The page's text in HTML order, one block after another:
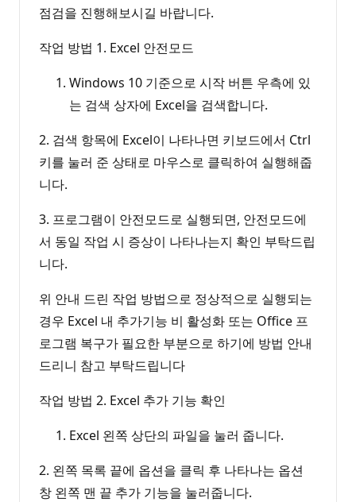
점검을 진행해보시길 바랍니다.
작업 방법 1. Excel 안전모드
Windows 10 기준으로 시작 버튼 우측에 있
는 검색 상자에 Excel을 검색합니다.
2. 검색 항목에 Excel이 나타나면 키보드에서 Ctrl
키를 눌러 준 상태로 마우스로 클릭하여 실행해줍
니다.
3. 프로그램이 안전모드로 실행되면, 안전모드에
서 동일 작업 시 증상이 나타나는지 확인 부탁드립
니다.
위 안내 드린 작업 방법으로 정상적으로 실행되는
경우 Excel 내 추가기능 비 활성화 또는 Office 프
로그램 복구가 필요한 부분으로 하기에 방법 안내
드리니 참고 부탁드립니다
작업 방법 2. Excel 추가 기능 확인
Excel 왼쪽 상단의 파일을 눌러 줍니다.
2. 왼쪽 목록 끝에 옵션을 클릭 후 나타나는 옵션
창 왼쪽 맨 끝 추가 기능을 눌러줍니다.